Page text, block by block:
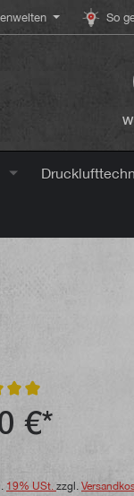
So
Bewertung
€*
19% USt. zzgl.